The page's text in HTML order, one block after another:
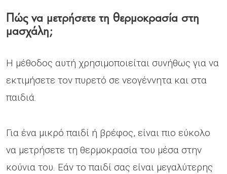
Πώς να μετρήσετε τη θερμοκρασία στη
μασχάλη;
Η μέθοδος αυτή χρησιμοποιείται συνήθως για να
εκτιμήσετε τον πυρετό σε νεογέννητα και στα
παιδιά.
Για ένα μικρό παιδί ή βρέφος, είναι πιο εύκολο
να μετρήσετε τη θερμοκρασία του μέσα στην
κούνια του. Εάν το παιδί σας είναι μεγαλύτερης